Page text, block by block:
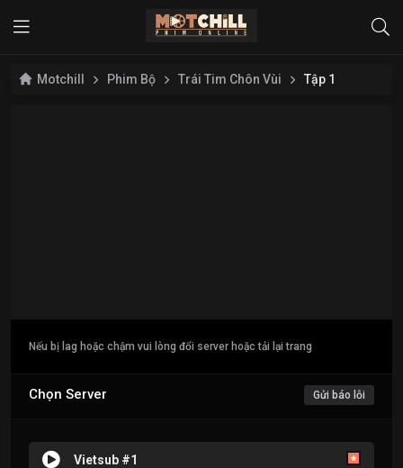
Motchill Phim Bộ Trái Tim Chôn Vùi Tập 1
Nếu bị lag hoặc chậm vui lòng đổi server hoặc tải lại trang
Chọn Server Gửi báo lỗi
Vietsub #1